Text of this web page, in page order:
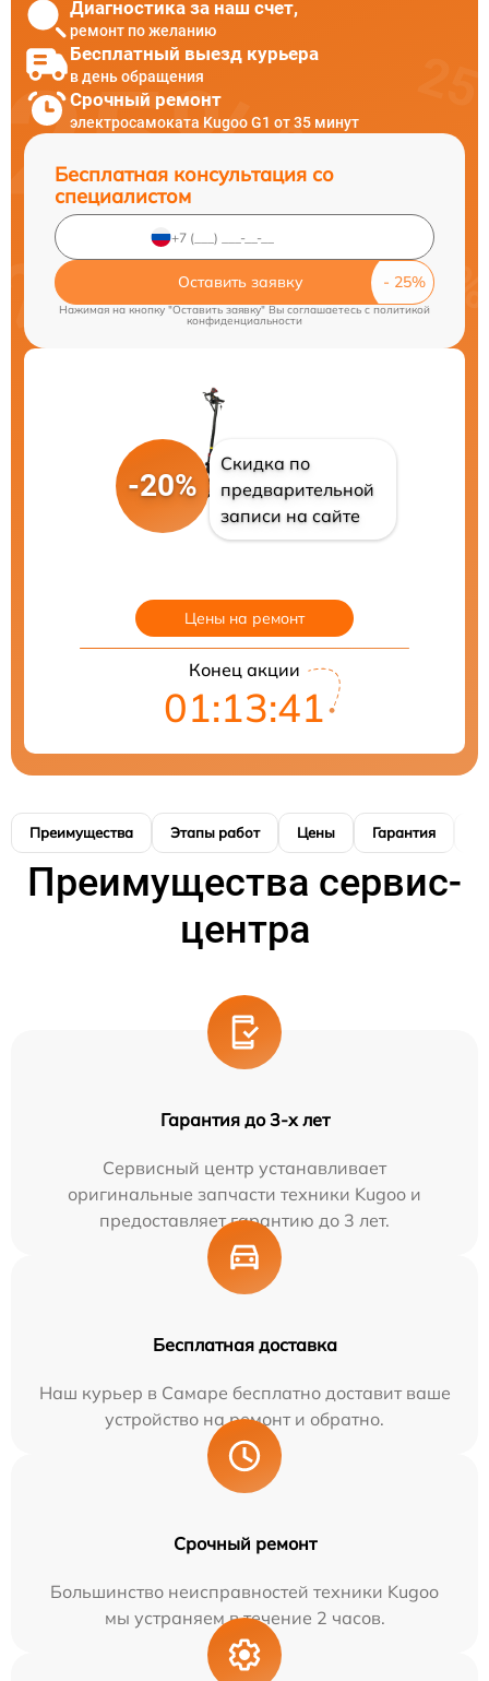
Диагностика за наш счет,
ремонт по желанию
Бесплатный выезд курьера
в день обращения
Срочный ремонт
электросамоката Kugoo G1 от 35 минут
Бесплатная консультация со
специалистом
Оставить заявку
Нажимая на кнопку "Оставить заявку" Вы соглашаетесь cполитикой
конфиденциальности
-20%
Скидка по
предварительной
записи на сайте
Цены на ремонт
Конец акции
01:13:40
Преимущества Этапы работ Цены Гарантия
Преимущества сервис-
центра
Гарантия до 3-х лет
Сервисный центр устанавливает
оригинальные запчасти техники Kugoo и
предоставляет гарантию до 3 лет.
Бесплатная доставка
Наш курьер в Самаре бесплатно доставит ваше
устройство на ремонт и обратно.
Срочный ремонт
Большинство неисправностей техники Kugoo
мы устраняем в течение 2 часов.